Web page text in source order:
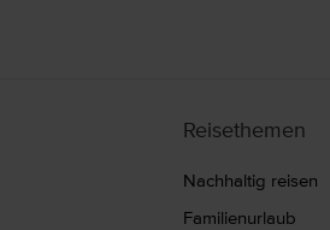
Reisethemen
Nachhaltig reisen
Familienurlaub